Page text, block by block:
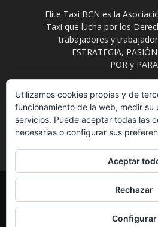
Elite Taxi BCN es la
Taxi que lucha por los
trabajadores y
ESTRATEGIA,
POR y PARA
Contáctanos:
Elite Social
Eliminación de datos
Utilizamos cookies propias y de
funcionamiento de la web, medir su
servicios. Puede aceptar todas las
necesarias o configurar sus
Aceptar
Rechazar
Configurar